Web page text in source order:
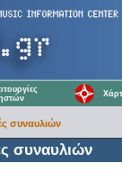
συναυλιών
συναυλιών